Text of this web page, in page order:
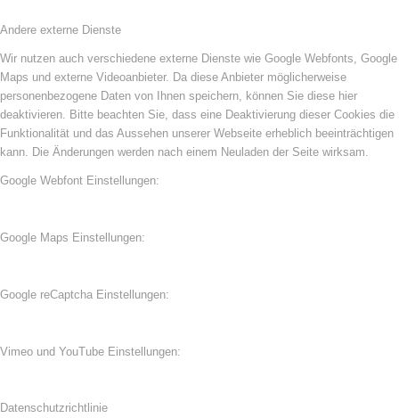
Andere externe Dienste
Wir nutzen auch verschiedene externe Dienste wie Google Webfonts, Google
Maps und externe Videoanbieter. Da diese Anbieter möglicherweise
personenbezogene Daten von Ihnen speichern, können Sie diese hier
deaktivieren. Bitte beachten Sie, dass eine Deaktivierung dieser Cookies die
Funktionalität und das Aussehen unserer Webseite erheblich beeinträchtigen
kann. Die Änderungen werden nach einem Neuladen der Seite wirksam.
Google Webfont Einstellungen:
Google Maps Einstellungen:
Google reCaptcha Einstellungen:
Vimeo und YouTube Einstellungen:
Datenschutzrichtlinie